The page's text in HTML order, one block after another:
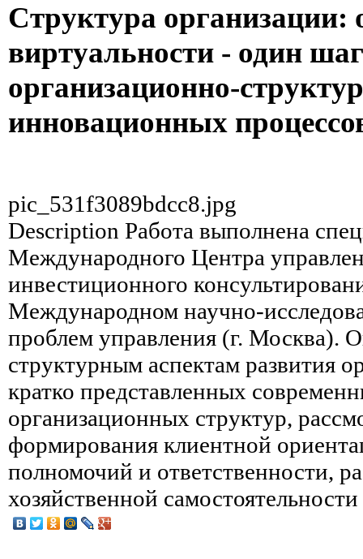
Структура организации:
виртуальности - один
организационно-
инновационных
pic_531f3089bdcc8.jpg
Description Работа выполнена
Международного Центра
инвестиционного
Международном научно-
проблем управления (г. Москва).
структурным аспектам развития
кратко представленных
организационных структур,
формирования клиентной
полномочий и ответственности,
хозяйственной